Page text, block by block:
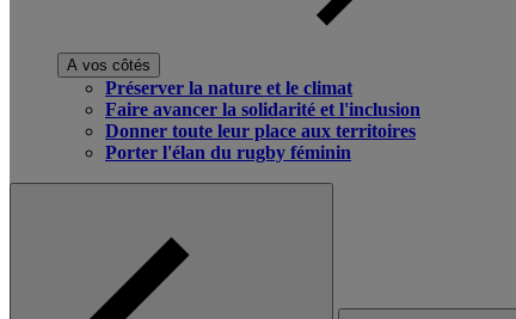
A vos côtés
Préserver la nature et le climat
Faire avancer la solidarité et l'inclusion
Donner toute leur place aux territoires
Porter l'élan du rugby féminin